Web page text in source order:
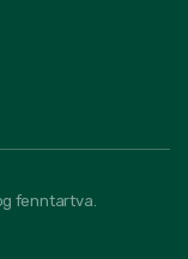
fenntartva.